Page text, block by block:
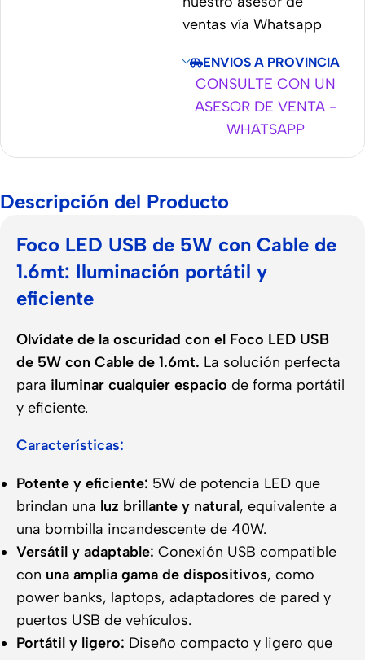
ventas vía Whatsapp
ENVIOS A PROVINCIA
CONSULTE CON UN
ASESOR DE VENTA -
WHATSAPP
Descripción del Producto
Foco LED USB de 5W con Cable de
1.6mt: Iluminación portátil y
eficiente
Olvídate de la oscuridad con el Foco LED USB
de 5W con Cable de 1.6mt. La solución perfecta
para iluminar cualquier espacio de forma portátil
y eficiente.
Características:
Potente y eficiente: 5W de potencia LED que
brindan una luz brillante y natural, equivalente a
una bombilla incandescente de 40W.
Versátil y adaptable: Conexión USB compatible
con una amplia gama de dispositivos, como
power banks, laptops, adaptadores de pared y
puertos USB de vehículos.
Portátil y ligero: Diseño compacto y ligero que